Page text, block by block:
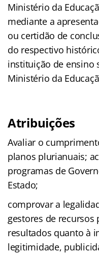
Ministério da
mediante a
ou certidão de
do respectivo
instituição de ensino
Ministério da
Atribuições
Avaliar o
planos plurianuais;
programas de
Estado;
comprovar a
gestores de recursos
resultados quanto à
legitimidade,